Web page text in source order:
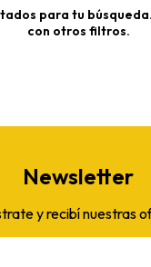
para tu
con otros filtros.
Newsletter
y recibí nuestras